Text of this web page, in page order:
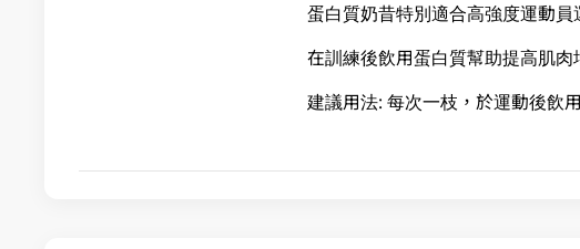
蛋白質奶昔特別適合高強度運動員
在訓練後飲用蛋白質幫助提高肌肉
建議用法: 每次一枝，於運動後飲